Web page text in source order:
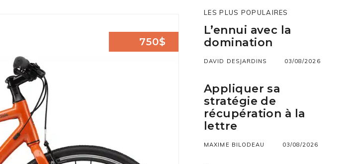
750$
LES PLUS POPULAIRES
L’ennui avec la
domination
DAVID DESJARDINS 03/08/2026
Appliquer sa
stratégie de
récupération à la
lettre
MAXIME BILODEAU 03/08/2026